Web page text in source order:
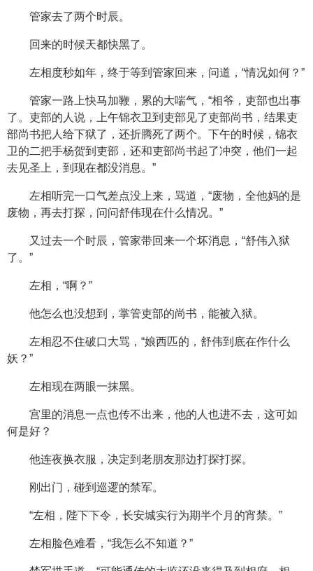
管家去了两个时辰。
回来的时候天都快黑了。
左相度秒如年，终于等到管家回来，问道，“情况如何？”
管家一路上快马加鞭，累的大喘气，“相爷，吏部也出事
了。吏部的人说，上午锦衣卫到吏部见了吏部尚书，结果吏
部尚书把人给下狱了，还折腾死了两个。下午的时候，锦衣
卫的二把手杨贺到吏部，还和吏部尚书起了冲突，他们一起
去见圣上，到现在都没消息。”
左相听完一口气差点没上来，骂道，“废物，全他妈的是
废物，再去打探，问问舒伟现在什么情况。”
又过去一个时辰，管家带回来一个坏消息，“舒伟入狱
了。”
左相，“啊？”
他怎么也没想到，掌管吏部的尚书，能被入狱。
左相忍不住破口大骂，“娘西匹的，舒伟到底在作什么
妖？”
左相现在两眼一抹黑。
宫里的消息一点也传不出来，他的人也进不去，这可如
何是好？
他连夜换衣服，决定到老朋友那边打探打探。
刚出门，碰到巡逻的禁军。
“左相，陛下下令，长安城实行为期半个月的宵禁。”
左相脸色难看，“我怎么不知道？”